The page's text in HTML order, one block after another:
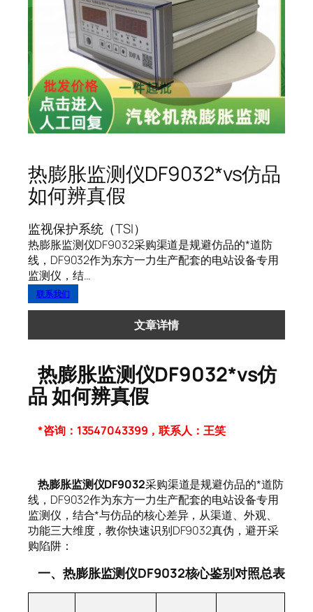
热膨胀监测仪DF9032*vs仿品
如何辨真假
监视保护系统（TSI）
热膨胀监测仪DF9032采购渠道是规避仿品的*道防
线，DF9032作为东方一力生产配套的电站设备专用
监测仪，结…
联系我们
文章详情
热膨胀监测仪DF9032*vs仿
品 如何辨真假
*咨询：13547043399，联系人：王笑
热膨胀监测仪DF9032采购渠道是规避仿品的*道防
线，DF9032作为东方一力生产配套的电站设备专用
监测仪，结合*与仿品的核心差异，从渠道、外观、
功能三大维度，教你快速识别DF9032真伪，避开采
购陷阱：
一、热膨胀监测仪DF9032核心鉴别对照总表